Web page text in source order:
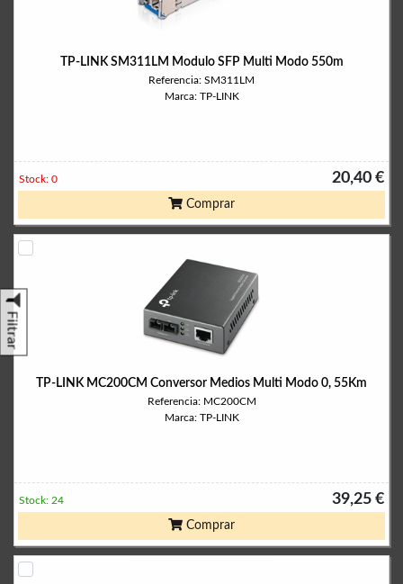
Filtrar
TP-LINK SM311LM Modulo SFP Multi Modo 550m
Referencia: SM311LM
Marca: TP-LINK
20,40 €
Stock: 0
Comprar
TP-LINK MC200CM Conversor Medios Multi Modo 0, 55Km
Referencia: MC200CM
Marca: TP-LINK
39,25 €
Stock: 24
Comprar